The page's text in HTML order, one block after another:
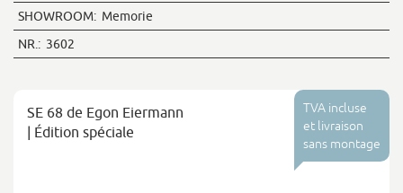
SHOWROOM: Memorie
NR.: 3602
TVA incluse
et livraison
sans montage
SE 68 de Egon Eiermann
| Édition spéciale